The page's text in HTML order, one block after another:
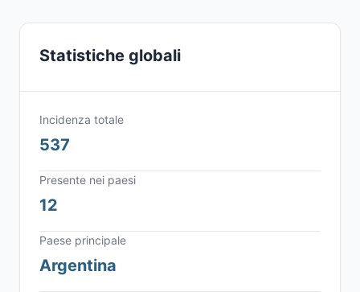
Statistiche globali
Incidenza totale
537
Presente nei paesi
12
Paese principale
Argentina